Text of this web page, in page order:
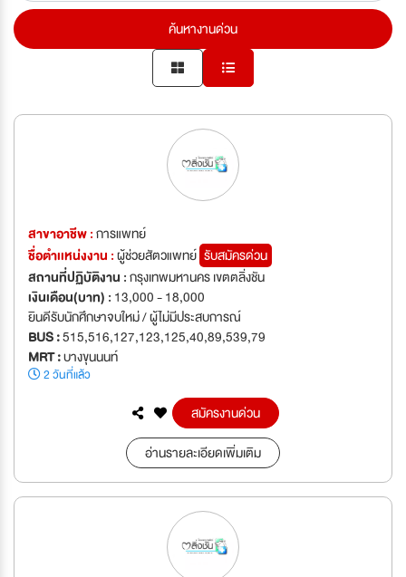
ค้นหางานด่วน
สาขาอาชีพ :การแพทย์
ชื่อตำเเหน่งงาน :ผู้ช่วยสัตวแพทย์ รับสมัครด่วน
สถานที่ปฏิบัติงาน :กรุงเทพมหานคร เขตตลิ่งชัน
เงินเดือน(บาท) : 13,000 - 18,000
ยินดีรับนักศึกษาจบใหม่ / ผู้ไม่มีประสบการณ์
BUS :515,516,127,123,125,40,89,539,79
MRT :บางขุนนนท์
2 วันที่แล้ว
สมัครงานด่วน
อ่านรายละเอียดเพิ่มเติม